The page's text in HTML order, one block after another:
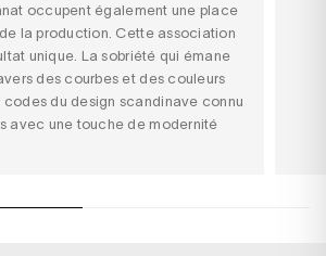
occupent également une place
la production. Cette association
unique. La sobriété qui émane
des courbes et des couleurs
codes du design scandinave connu
avec une touche de modernité